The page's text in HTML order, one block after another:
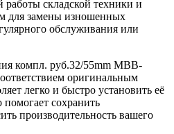
работы складской техники и
для замены изношенных
обслуживания или
компл. руб.32/55mm MBB-
оригинальным
легко и быстро установить её
помогает сохранить
производительность вашего